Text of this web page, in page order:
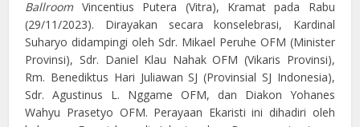
Ballroom Vincentius Putera (Vitra), Kramat pada Rabu
(29/11/2023). Dirayakan secara konselebrasi, Kardinal
Suharyo didampingi oleh Sdr. Mikael Peruhe OFM (Minister
Provinsi), Sdr. Daniel Klau Nahak OFM (Vikaris Provinsi),
Rm. Benediktus Hari Juliawan SJ (Provinsial SJ Indonesia),
Sdr. Agustinus L. Nggame OFM, dan Diakon Yohanes
Wahyu Prasetyo OFM. Perayaan Ekaristi ini dihadiri oleh